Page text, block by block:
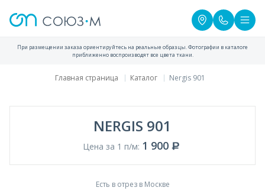
При размещении заказа ориентируйтесь на реальные образцы. Фотографии в каталоге
приближенно воспроизводят все цвета ткани.
Главная страница Каталог Nergis 901
NERGIS 901
Цена за 1 п/м: 1 900
Есть в отрез в Москве